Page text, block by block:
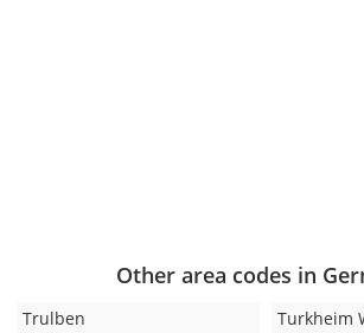
Other area codes in
Trulben Turkheim